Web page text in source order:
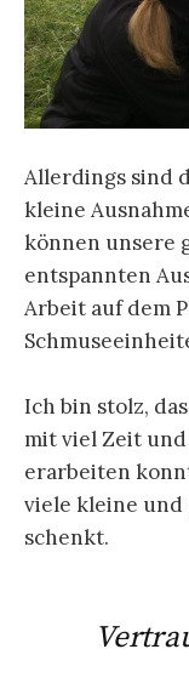
Allerdings sind
kleine
können unsere
entspannten
Arbeit auf dem
Ich bin stolz,
mit viel Zeit und
erarbeiten
viele kleine
schenkt.